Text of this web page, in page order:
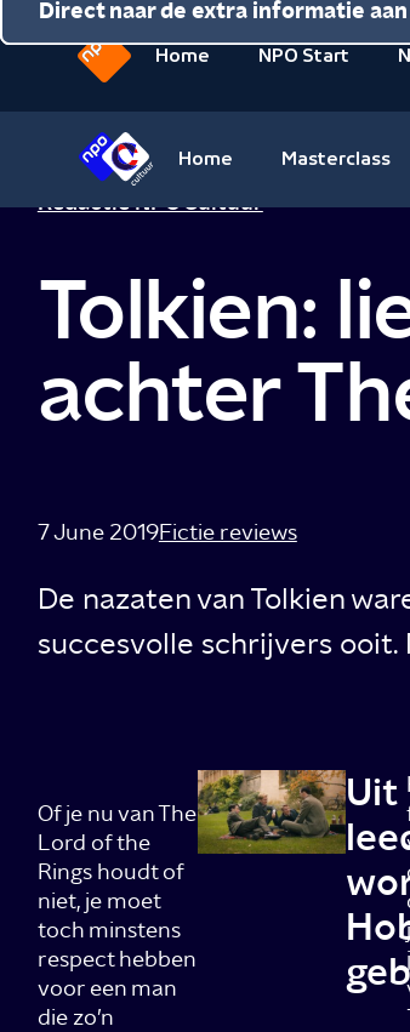
Direct naar de inhoud
Direct naar de hoofdnavigatie
Direct naar de extra informatie
beginpagina
van
Home NPO Start
van
NPO
Cultuur
Home Masterclass
Redactie NPO Cultuur
Tolkien:
achter
7 June 2019Fictie reviews
De nazaten van Tolkien
succesvolle schrijvers
Of je nu van The
Lord of the
Rings houdt of
niet, je moet
toch minstens
respect hebben
voor een man
die zo’n
Uit